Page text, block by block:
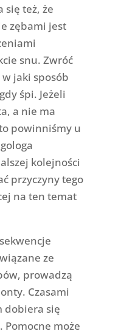
się też, że
zębami jest
snu. Zwróć
jaki sposób
śpi. Jeżeli
a nie ma
powinniśmy u
kolejności
przyczyny tego
na ten temat
ze
prowadzą
Czasami
dobiera się
może